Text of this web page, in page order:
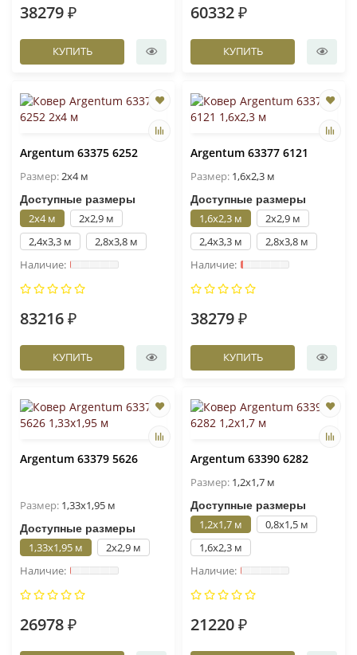
38279 ₽
КУПИТЬ
60332 ₽
КУПИТЬ
Argentum 63375 6252
Размер:2x4 м
Доступные размеры
2x4 м
2x2,9 м
2,4x3,3 м
2,8x3,8 м
83216 ₽
КУПИТЬ
Argentum 63377 6121
Размер: 1,6x2,3 м
Доступные размеры
1,6x2,3 м
2x2,9 м
2,4x3,3 м
2,8x3,8 м
38279 ₽
КУПИТЬ
Argentum 63379 5626
Размер: 1,33x1,95 м
Доступные размеры
1,33x1,95 м 2x2,9 м
26978 ₽
Argentum 63390 6282
Размер: 1,2x1,7 м
Доступные размеры
1,2x1,7 м
0,8x1,5 м
1,6x2,3 м
21220 ₽